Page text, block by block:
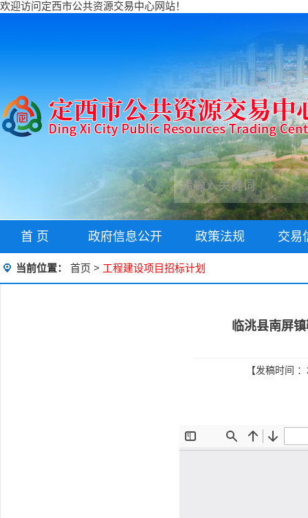
欢迎访问定西市公共资源交易中心网站！
首 页 政府信息公开 政策法规 交易
当前位置： 首页 > 工程建设项目招标计划
临洮县南屏
【发稿时间